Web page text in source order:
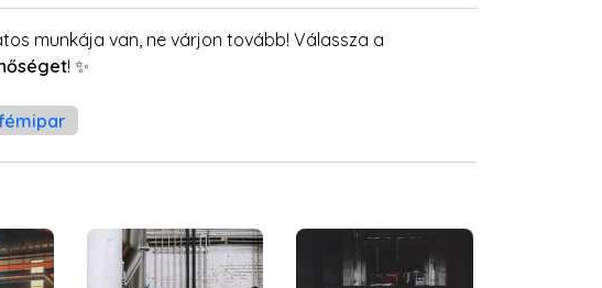
munkája van, ne várjon tovább! Válassza a
! ✨